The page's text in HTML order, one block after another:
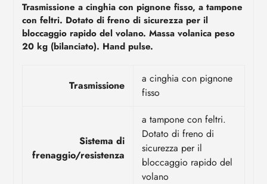
tuo
carrello
Trasmissione a cinghia con pignone fisso, a tampone
con feltri. Dotato di freno di sicurezza per il
bloccaggio rapido del volano. Massa volanica peso
20 kg (bilanciato). Hand pulse.
Trasmissione
a cinghia con pignone
fisso
Sistema di
frenaggio/resistenza
a tampone con feltri.
Dotato di freno di
sicurezza per il
bloccaggio rapido del
volano